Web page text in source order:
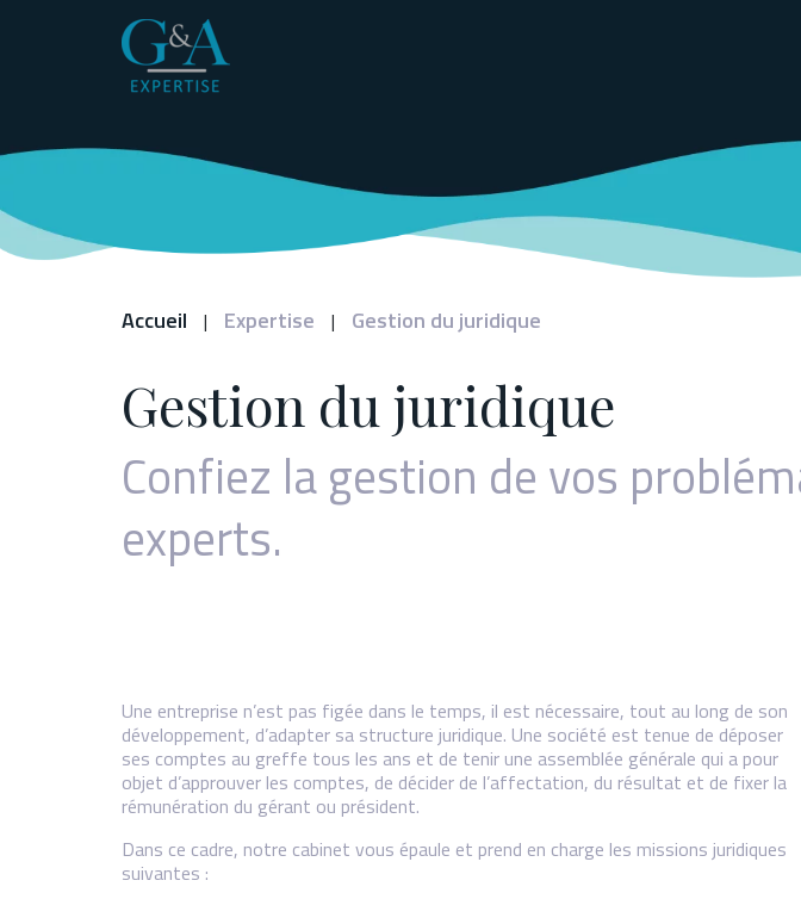
Accueil | Expertise | Gestion du juridique
Gestion du juridique
Confiez la gestion de vos
experts.
Une entreprise n’est pas figée dans le temps, il est nécessaire, tout au long de son
développement, d’adapter sa structure juridique. Une société est tenue de déposer
ses comptes au greffe tous les ans et de tenir une assemblée générale qui a pour
objet d’approuver les comptes, de décider de l’affectation, du résultat et de fixer la
rémunération du gérant ou président.
Dans ce cadre, notre cabinet vous épaule et prend en charge les missions juridiques
suivantes :
Panneau de gestion des cookies